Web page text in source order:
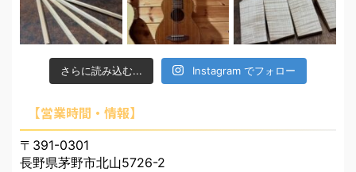
さらに読み込む... Instagram でフォロー
【営業時間・情報】
〒391-0301
長野県茅野市北山5726-2